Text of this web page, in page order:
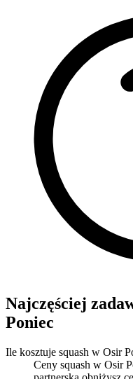
Najczęściej
Poniec
Ile kosztuje squash w Osir
Ceny squash w Osir